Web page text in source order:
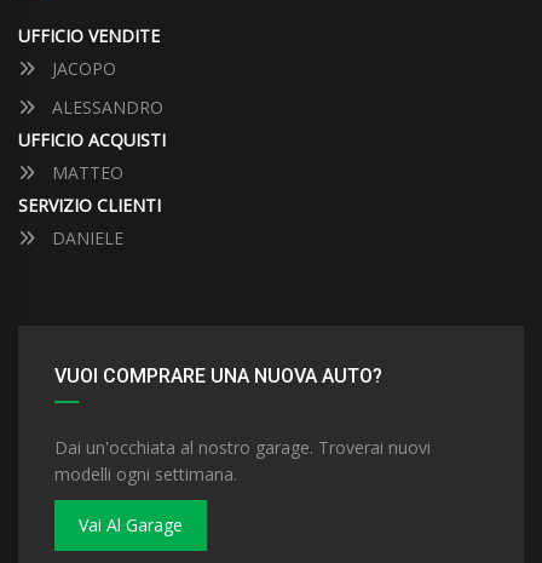
UFFICIO VENDITE
JACOPO
ALESSANDRO
UFFICIO ACQUISTI
MATTEO
SERVIZIO CLIENTI
DANIELE
VUOI COMPRARE UNA NUOVA AUTO?
Dai un'occhiata al nostro garage. Troverai nuovi
modelli ogni settimana.
Vai Al Garage